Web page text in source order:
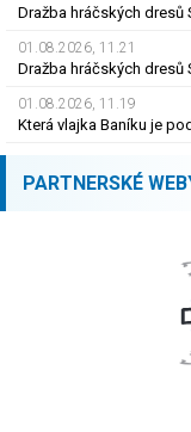
Dražba hráčských dresů
01.08.2026, 11.21
Dražba hráčských dresů
01.08.2026, 11.19
Která vlajka Baníku je
PARTNERSKÉ